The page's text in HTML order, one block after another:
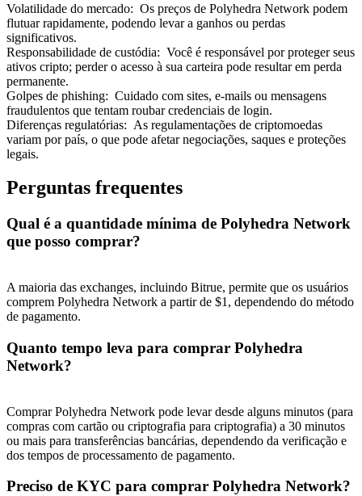
Volatilidade do mercado: Os preços de Polyhedra Network podem
flutuar rapidamente, podendo levar a ganhos ou perdas
significativos.
Responsabilidade de custódia: Você é responsável por proteger seus
ativos cripto; perder o acesso à sua carteira pode resultar em perda
permanente.
Golpes de phishing: Cuidado com sites, e-mails ou mensagens
fraudulentos que tentam roubar credenciais de login.
Diferenças regulatórias: As regulamentações de criptomoedas
variam por país, o que pode afetar negociações, saques e proteções
legais.
Perguntas frequentes
Qual é a quantidade mínima de Polyhedra Network
que posso comprar?
A maioria das exchanges, incluindo Bitrue, permite que os usuários
comprem Polyhedra Network a partir de $1, dependendo do método
de pagamento.
Quanto tempo leva para comprar Polyhedra
Network?
Comprar Polyhedra Network pode levar desde alguns minutos (para
compras com cartão ou criptografia para criptografia) a 30 minutos
ou mais para transferências bancárias, dependendo da verificação e
dos tempos de processamento de pagamento.
Preciso de KYC para comprar Polyhedra Network?